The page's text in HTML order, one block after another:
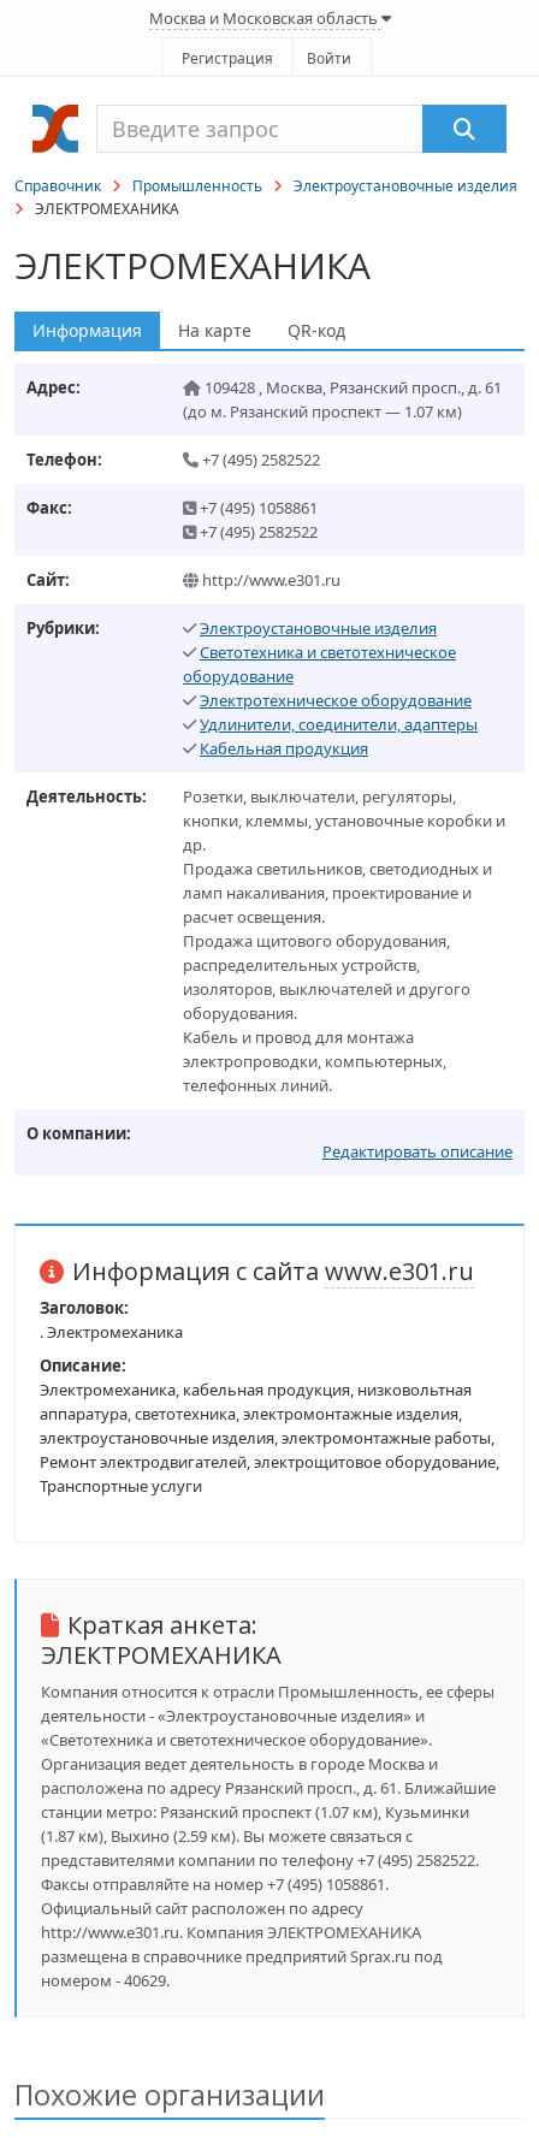
Москва и Московская область
Регистрация Войти
Справочник Промышленность
Электроустановочные изделия
ЭЛЕКТРОМЕХАНИКА
ЭЛЕКТРОМЕХАНИКА
Информация На карте QR-код
Адрес: 109428 , Москва, Рязанский просп., д. 61
(до м. Рязанский проспект — 1.07 км)
Телефон: +7 (495) 2582522
Факс:
+7 (495) 1058861
+7 (495) 2582522
Сайт: http://www.e301.ru
Рубрики:
Электроустановочные изделия
Светотехника и светотехническое
оборудование
Электротехническое оборудование
Удлинители, соединители, адаптеры
Кабельная продукция
Деятельность:
Розетки, выключатели, регуляторы,
кнопки, клеммы, установочные коробки и
др.
Продажа светильников, светодиодных и
ламп накаливания, проектирование и
расчет освещения.
Продажа щитового оборудования,
распределительных устройств,
изоляторов, выключателей и другого
оборудования.
Кабель и провод для монтажа
электропроводки, компьютерных,
телефонных линий.
О компании:
Редактировать описание
Информация с сайта www.e301.ru
Заголовок:
. Электромеханика
Описание:
Электромеханика, кабельная продукция, низковольтная
аппаратура, светотехника, электромонтажные изделия,
электроустановочные изделия, электромонтажные работы,
Ремонт электродвигателей, электрощитовое оборудование,
Транспортные услуги
Краткая анкета:
ЭЛЕКТРОМЕХАНИКА
Компания относится к отрасли Промышленность, ее сферы
деятельности - «Электроустановочные изделия» и
«Светотехника и светотехническое оборудование».
Организация ведет деятельность в городе Москва и
расположена по адресу Рязанский просп., д. 61. Ближайшие
станции метро: Рязанский проспект (1.07 км), Кузьминки
(1.87 км), Выхино (2.59 км). Вы можете связаться с
представителями компании по телефону +7 (495) 2582522.
Факсы отправляйте на номер +7 (495) 1058861.
Официальный сайт расположен по адресу
http://www.e301.ru. Компания ЭЛЕКТРОМЕХАНИКА
размещена в справочнике предприятий Sprax.ru под
номером - 40629.
Похожие организации